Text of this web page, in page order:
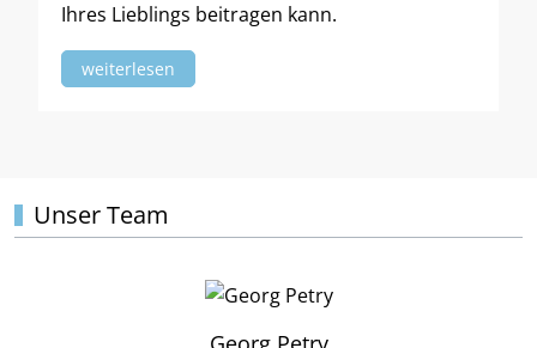
Ihres Lieblings beitragen kann.
weiterlesen
Unser Team